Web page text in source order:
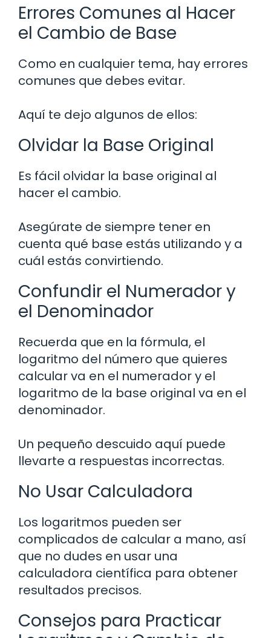
Errores Comunes al Hacer
el Cambio de Base
Como en cualquier tema, hay errores
comunes que debes evitar.
Aquí te dejo algunos de ellos:
Olvidar la Base Original
Es fácil olvidar la base original al
hacer el cambio.
Asegúrate de siempre tener en
cuenta qué base estás utilizando y a
cuál estás convirtiendo.
Confundir el Numerador y
el Denominador
Recuerda que en la fórmula, el
logaritmo del número que quieres
calcular va en el numerador y el
logaritmo de la base original va en el
denominador.
Un pequeño descuido aquí puede
llevarte a respuestas incorrectas.
No Usar Calculadora
Los logaritmos pueden ser
complicados de calcular a mano, así
que no dudes en usar una
calculadora científica para obtener
resultados precisos.
Consejos para Practicar